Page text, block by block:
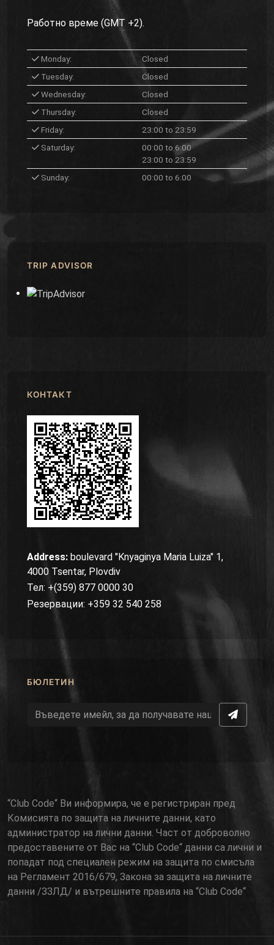
Работно време (GMT +2).
Monday:
Closed
Tuesday:
Closed
Wednesday:
Closed
Thursday:
Closed
Friday:
23:00 to 23:59
Saturday:
00:00 to 6:00
23:00 to 23:59
Sunday:
00:00 to 6:00
TRIP ADVISOR
КОНТАКТ
Address: boulevard "Knyaginya Maria Luiza" 1,
4000 Tsentar, Plovdiv
Тел: +(359) 877 0000 30
Резервации: +359 32 540 258
БЮЛЕТИН
“Club Code“ Ви информира, че е регистриран пред
Комисията по защита на личните данни, като
администратор на лични данни. Част от доброволно
предоставените от Вас на “Club Code“ данни са лични и
попадат под специален режим на защита по смисъла
на Регламент 2016/679, Закона за защита на личните
данни /ЗЗЛД/ и вътрешните правила на “Club Code“